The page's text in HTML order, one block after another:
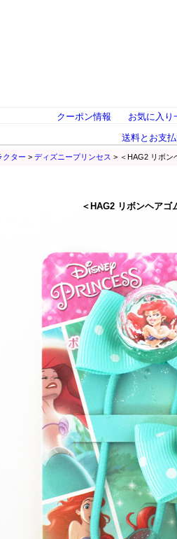
クーポン情報
お気に入り
送料とお支
クター > ディズニープリンセス > ＜HAG2 リボン
＜HAG2 リボンヘアゴ